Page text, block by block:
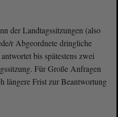
der Landtagssitzungen (also
r Abgeordnete dringliche
bis spätestens zwei
Für Große Anfragen
längere Frist zur Beantwortung